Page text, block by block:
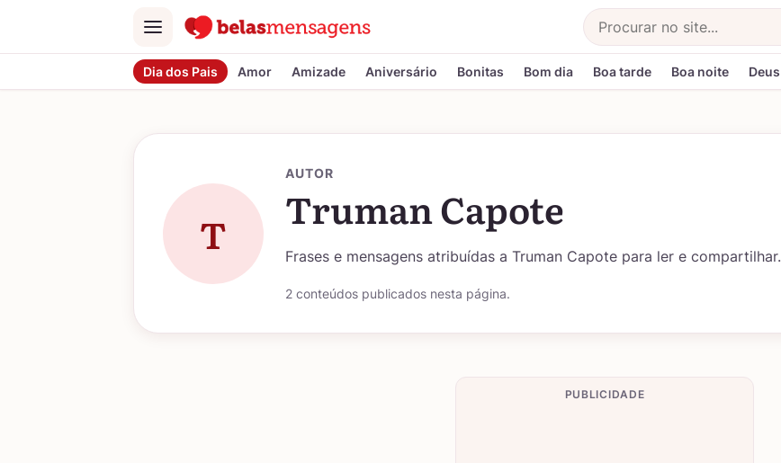
Menu
Buscar
Dia dos Pais Amor Amizade Aniversário Bonitas Bom dia Boa tarde Boa noite Deus
T
AUTOR
Truman Capote
Frases e mensagens atribuídas a Truman Capote para ler e compartilhar.
2 conteúdos publicados nesta página.
PUBLICIDADE